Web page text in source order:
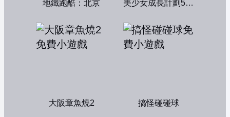
地鐵跑酷：北京 美少女成長計劃5.2中文版
大阪章魚燒2 搞怪碰碰球